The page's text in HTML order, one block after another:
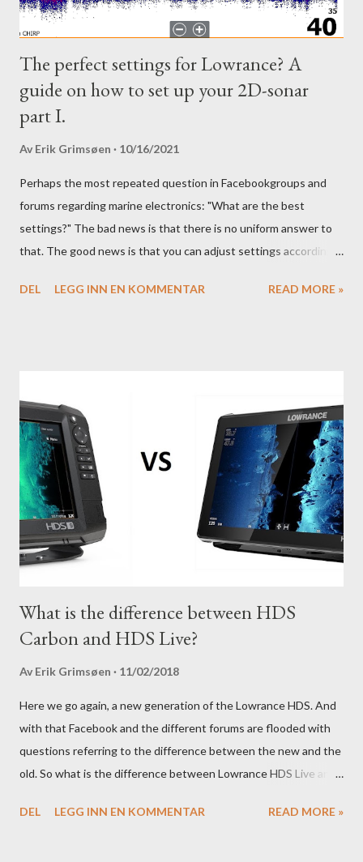
t
a
The perfect settings for Lowrance? A
guide on how to set up your 2D-sonar
part I.
Av Erik Grimsøen 10/16/2021
Perhaps the most repeated question in Facebookgroups and
forums regarding marine electronics: "What are the best
settings?" The bad news is that there is no uniform answer to
that. The good news is that you can adjust settings according
you should tweak and why. Here is part 1 of our guide to get the
DEL LEGG INN EN KOMMENTAR READ MORE »
What is the difference between HDS
Carbon and HDS Live?
Av Erik Grimsøen 11/02/2018
Here we go again, a new generation of the Lowrance HDS. And
with that Facebook and the different forums are flooded with
questions referring to the difference between the new and the
old. So what is the difference between Lowrance HDS Live and
DEL
LEGG INN EN KOMMENTAR READ MORE »